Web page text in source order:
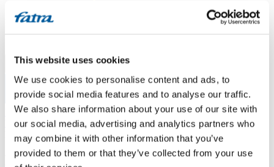
This website uses cookies
We use cookies to personalise content and ads, to
provide social media features and to analyse our traffic.
We also share information about your use of our site with
our social media, advertising and analytics partners who
may combine it with other information that you’ve
provided to them or that they’ve collected from your use
Lepidla
Menu
Domů /
Poradna/
Povrchova uprava Pozinkovane falcovane strechy
Povrchova uprava Pozinkovane falcovane